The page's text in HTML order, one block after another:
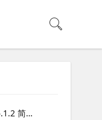
简体